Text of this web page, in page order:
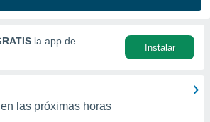
la app de
Instalar
las próximas horas